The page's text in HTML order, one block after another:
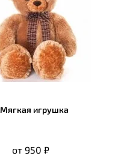
Мягкая игрушка
от 950 ₽